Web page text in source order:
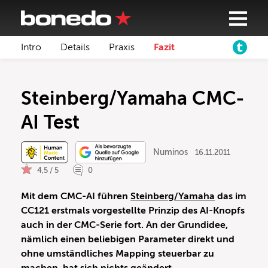
Intro Details Praxis Fazit
Steinberg/Yamaha CMC-
AI Test
Numinos 16.11.2011
4,5 / 5 0
Mit dem CMC-AI führen Steinberg/Yamaha das im
CC121 erstmals vorgestellte Prinzip des AI-Knopfs
auch in der CMC-Serie fort. An der Grundidee,
nämlich einen beliebigen Parameter direkt und
ohne umständliches Mapping steuerbar zu